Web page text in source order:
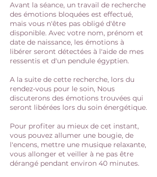
Avant la séance, un travail de recherche
des émotions bloquées est effectué,
mais vous n'êtes pas obligé d'être
disponible. Avec votre nom, prénom et
date de naissance, les émotions à
libérer seront détectées à l'aide de mes
ressentis et d'un pendule égyptien.
A la suite de cette recherche, lors du
rendez-vous pour le soin, Nous
discuterons des émotions trouvées qui
seront libérées lors du soin énergétique.
Pour profiter au mieux de cet instant,
vous pouvez allumer une bougie, de
l'encens, mettre une musique relaxante,
vous allonger et veiller à ne pas être
dérangé pendant environ 40 minutes.